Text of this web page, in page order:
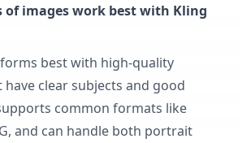
of images work best with Kling
best with high-quality
have clear subjects and good
common formats like
and can handle both portrait